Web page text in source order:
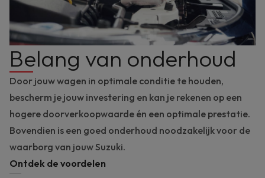
Belang van onderhoud
Door jouw wagen in optimale conditie te houden,
bescherm je jouw investering en kan je rekenen op een
hogere doorverkoopwaarde én een optimale prestatie.
Bovendien is een goed onderhoud noodzakelijk voor de
waarborg van jouw Suzuki.
Ontdek de voordelen